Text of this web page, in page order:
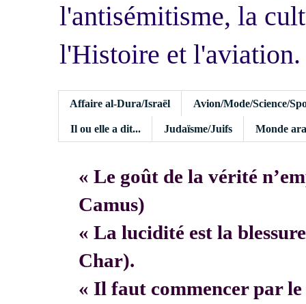
l'antisémitisme, la
l'Histoire et l'aviation.
Affaire al-Dura/Israël Avion/Mode/Science/
Il ou elle a dit... Judaïsme/Juifs Monde
« Le goût de la vérité
Camus)
« La lucidité est la
Char).
« Il faut commencer par le